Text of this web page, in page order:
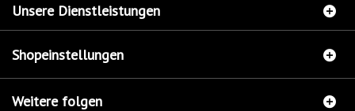
Unsere Dienstleistungen
Shopeinstellungen
Weitere folgen